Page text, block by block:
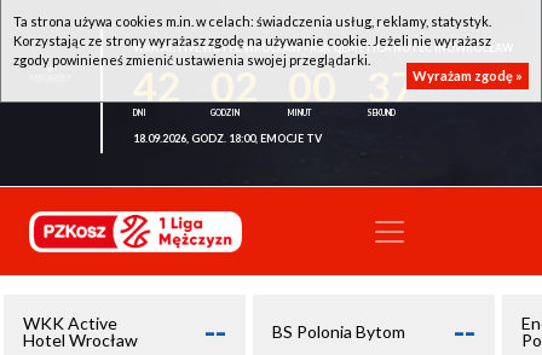
WKK ACTIVE HOTEL WROCŁAW - KSK QEMETICA NOTEĆ INOWROCŁAW
37
18.09.2026, GODZ. 18:00, EMOCJE TV
WKK Active
Hotel Wrocław
-- BS Polonia Bytom --
Ta strona używa cookies m.in. w celach: świadczenia usług, reklamy, statystyk.
Korzystając ze strony wyrażasz zgodę na używanie cookie. Jeżeli nie wyrażasz
zgody powinieneś zmienić ustawienia swojej przeglądarki.
Wyrażam zgodę »